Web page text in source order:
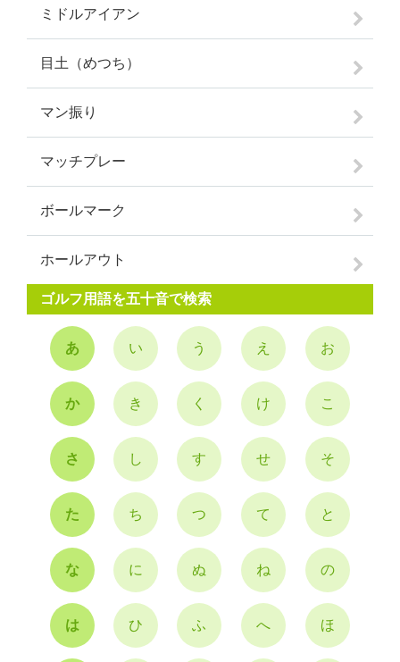
ミドルアイアン
目土（めつち）
マン振り
マッチプレー
ボールマーク
ホールアウト
ゴルフ用語を五十音で検索
あ い う え お
か き く け こ
さ し す せ そ
た ち つ て と
な に ぬ ね の
は ひ ふ へ ほ